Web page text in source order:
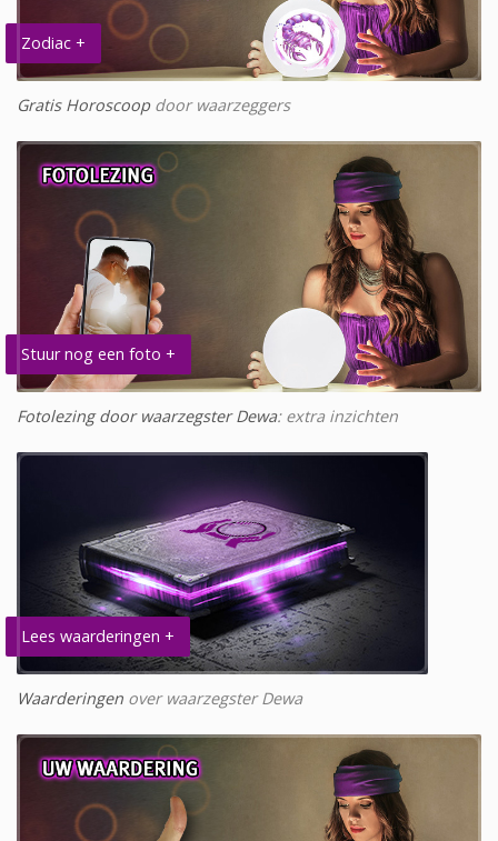
Zodiac +
Gratis Horoscoopdoor waarzeggers
Stuur nog een foto +
Fotolezing door waarzegster Dewa: extra inzichten
Lees waarderingen +
Waarderingen over waarzegster Dewa